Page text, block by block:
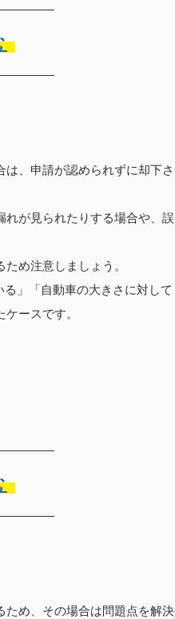
、申請が認められずに却下さ
れが見られたりする場合や、誤
め注意しましょう。
」「自動車の大きさに対して
ースです。
ため、その場合は問題点を解決